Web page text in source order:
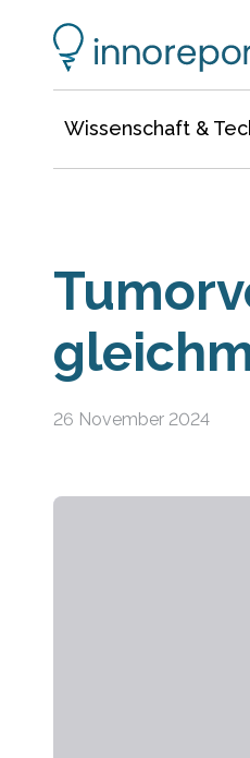
Wissenschaft &
26 November 2024